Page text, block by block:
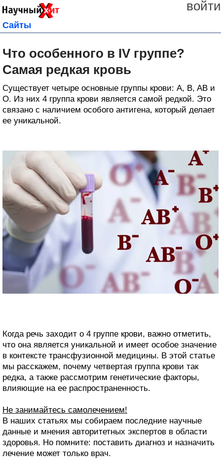
войти
Сайты
Что особенного в IV группе?
Самая редкая кровь
Существует четыре основные группы крови: A, B, AB и
O. Из них 4 группа крови является самой редкой. Это
связано с наличием особого антигена, который делает
ее уникальной.
Когда речь заходит о 4 группе крови, важно отметить,
что она является уникальной и имеет особое значение
в контексте трансфузионной медицины. В этой статье
мы расскажем, почему четвертая группа крови так
редка, а также рассмотрим генетические факторы,
влияющие на ее распространенность.
Не занимайтесь самолечением!
В наших статьях мы собираем последние научные
данные и мнения авторитетных экспертов в области
здоровья. Но помните: поставить диагноз и назначить
лечение может только врач.